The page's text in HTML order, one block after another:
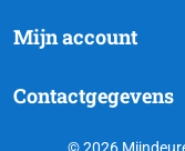
Mijn account
Contactgegevens